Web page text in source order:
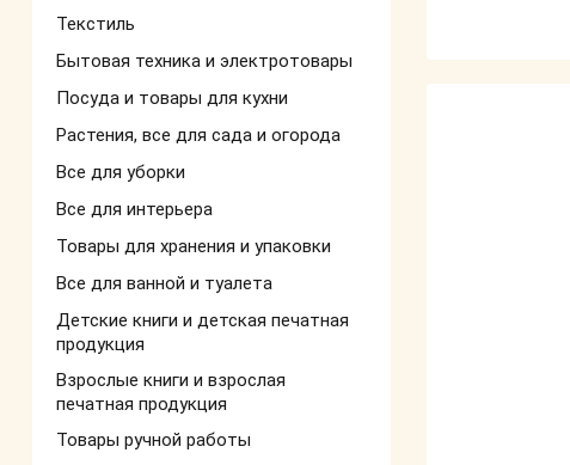
Текстиль
Бытовая техника и электротовары
Посуда и товары для кухни
Растения, все для сада и огорода
Все для уборки
Все для интерьера
Товары для хранения и упаковки
Все для ванной и туалета
Детские книги и детская печатная
продукция
Взрослые книги и взрослая
печатная продукция
Товары ручной работы